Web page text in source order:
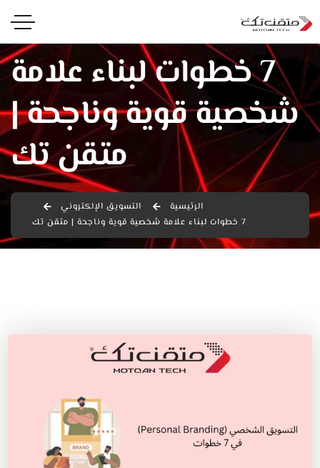
7 خطوات لبناء علامة
شخصية قوية وناجحة |
متقن تك
الرئيسية
التسويق الإلكتروني
7 خطوات لبناء علامة شخصية قوية وناجحة | متقن تك